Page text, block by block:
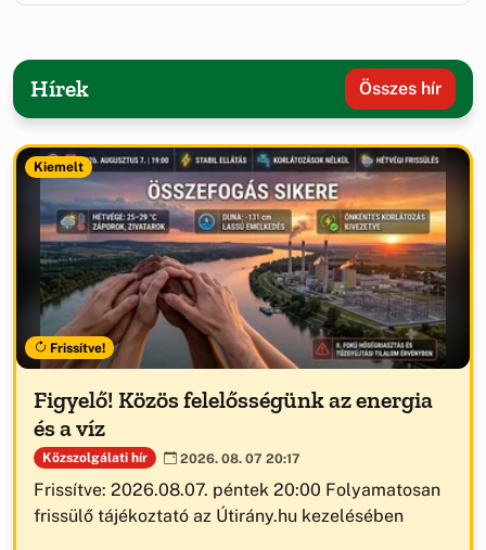
Hírek Összes hír
Kiemelt
Frissítve!
Figyelő! Közös felelősségünk az energia
és a víz
Közszolgálati hír 2026. 08. 07 20:17
Frissítve: 2026.08.07. péntek 20:00 Folyamatosan
frissülő tájékoztató az Útirány.hu kezelésében